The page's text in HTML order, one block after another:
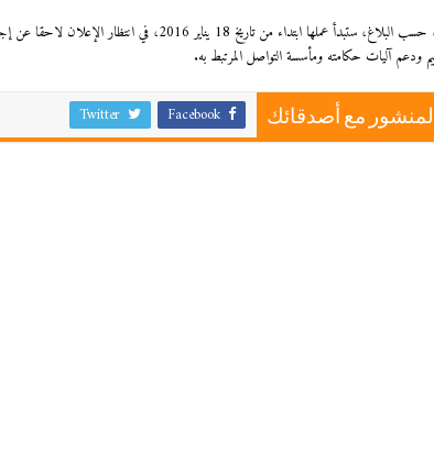
هذه اللجن، حسب البلاغ، ستبدأ عملها ابتداء من تاريخ 18
ودعم آليات حكامته ومأسسة التواصل المرتبط به.
مع أصدقائك Facebook
Twitter